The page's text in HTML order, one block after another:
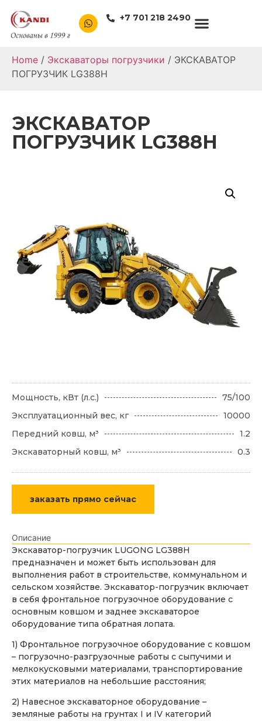
+7 701 218 2490
Home / Экскаваторы погрузчики / ЭКСКАВАТОР
ПОГРУЗЧИК LG388H
ЭКСКАВАТОР
ПОГРУЗЧИК LG388H
Мощность, кВт (л.с.)
75/100
Эксплуатационный вес, кг
10000
Передний ковш, м³
1.2
Экскаваторный ковш, м³
0.3
заказать прямо сейчас
Описание
Экскаватор-погрузчик LUGONG LG388H
предназначен и может быть использован для
выполнения работ в строительстве, коммунальном и
сельском хозяйстве. Экскаватор-погрузчик включает
в себя фронтальное погрузочное оборудование с
основным ковшом и заднее экскаваторое
оборудование типа обратная лопата.
1) Фронтальное погрузочное оборудование с ковшом
– погрузочно-разгрузочные работы с сыпучими и
мелкокусковыми материалами, транспортирование
этих материалов на небольшие расстояния;
2) Навесное экскаваторное оборудование –
земляные работы на грунтах I и IV категорий